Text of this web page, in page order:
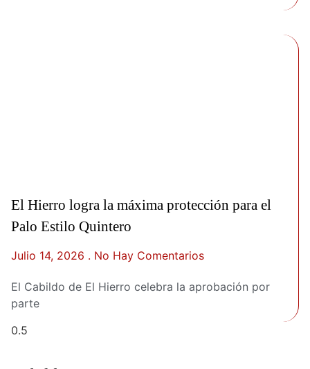
El Hierro logra la máxima protección para el
Palo Estilo Quintero
Julio 14, 2026 No Hay Comentarios
El Cabildo de El Hierro celebra la aprobación por
parte